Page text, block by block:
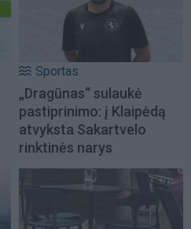
Sportas
„Dragūnas“ sulaukė
pastiprinimo: į Klaipėdą
atvyksta Sakartvelo
rinktinės narys